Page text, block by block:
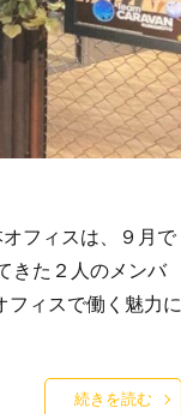
フィスは、９月で
きた２人のメンバ
フィスで働く魅力に
続きを読む